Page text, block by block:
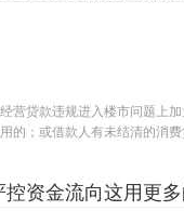
营贷款违规进入楼市问题上
的；或借款人有未结清的消费
控资金流向这用更